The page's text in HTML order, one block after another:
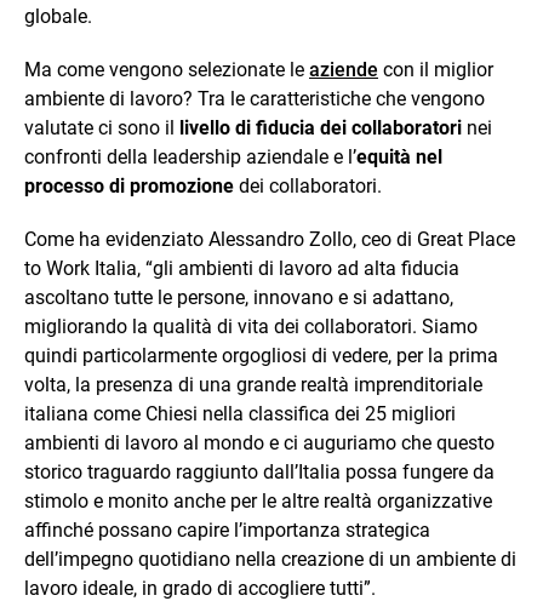
globale.
Ma come vengono selezionate le aziende con il miglior
ambiente di lavoro? Tra le caratteristiche che vengono
valutate ci sono il livello di fiducia dei collaboratori nei
confronti della leadership aziendale e l’equità nel
processo di promozione dei collaboratori.
Come ha evidenziato Alessandro Zollo, ceo di Great Place
to Work Italia, “gli ambienti di lavoro ad alta fiducia
ascoltano tutte le persone, innovano e si adattano,
migliorando la qualità di vita dei collaboratori. Siamo
quindi particolarmente orgogliosi di vedere, per la prima
volta, la presenza di una grande realtà imprenditoriale
italiana come Chiesi nella classifica dei 25 migliori
ambienti di lavoro al mondo e ci auguriamo che questo
storico traguardo raggiunto dall’Italia possa fungere da
stimolo e monito anche per le altre realtà organizzative
affinché possano capire l’importanza strategica
dell’impegno quotidiano nella creazione di un ambiente di
lavoro ideale, in grado di accogliere tutti”.